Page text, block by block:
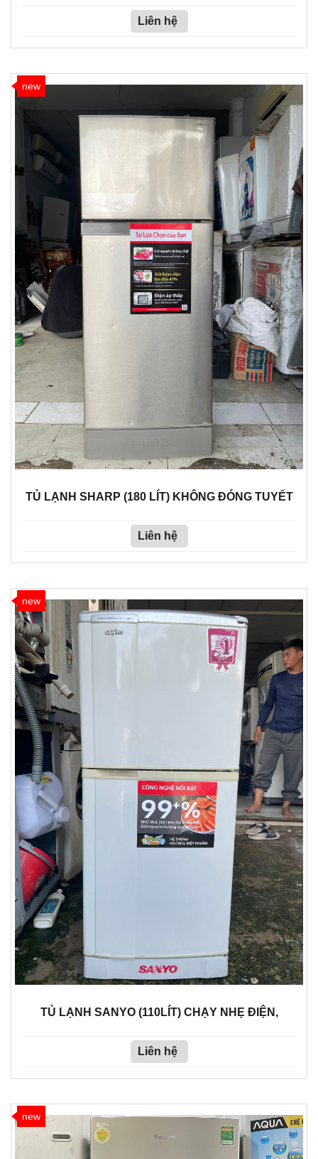
Liên hệ
new
TỦ LẠNH SHARP (180 LÍT) KHÔNG ĐÓNG TUYẾT
Liên hệ
new
TỦ LẠNH SANYO (110LÍT) CHẠY NHẸ ĐIỆN,
Liên hệ
new